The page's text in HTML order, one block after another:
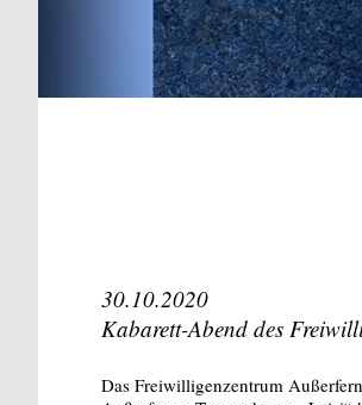
30.10.2020
Kabarett-Abend des
Das Freiwilligenzentrum